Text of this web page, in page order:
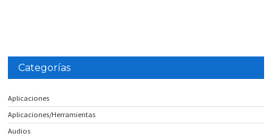
Categorías
Aplicaciones
Aplicaciones/Herramientas
Audios